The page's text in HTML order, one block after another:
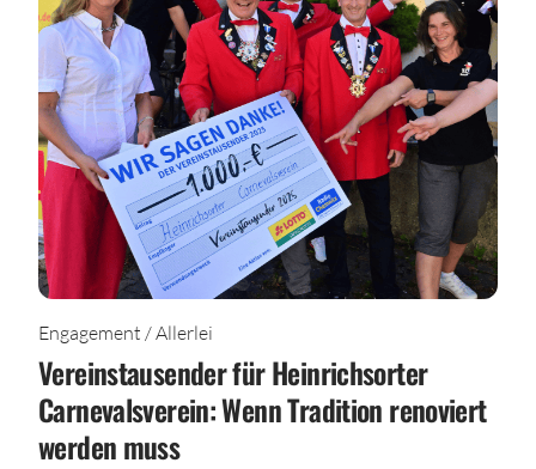
Engagement / Allerlei
Vereinstausender für Heinrichsorter
Carnevalsverein: Wenn Tradition renoviert
werden muss